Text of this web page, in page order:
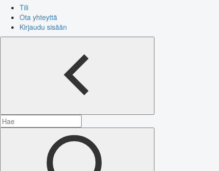
Tili
Ota yhteyttä
Kirjaudu sisään